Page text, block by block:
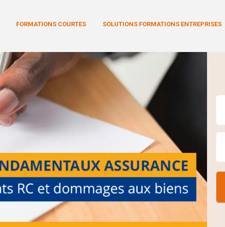
FORMATIONS COURTES SOLUTIONS FORMATIONS ENTREPRISES